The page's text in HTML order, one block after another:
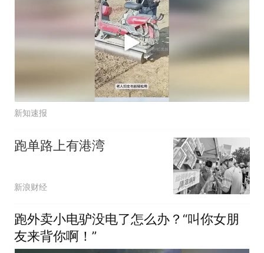
新知速报
跑单路上有港湾
新浪财经
跑外卖小电驴没电了怎么办？“叫你女朋
友来背你啊！”